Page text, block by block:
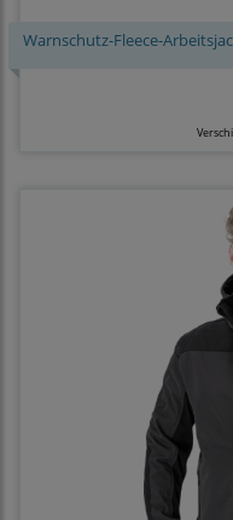
Warnschutz-Fleece-